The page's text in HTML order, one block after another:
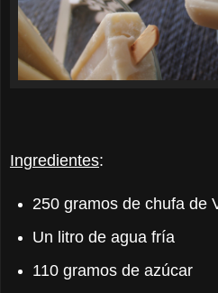
Ingredientes:
250 gramos de chufa de
Un litro de agua fría
110 gramos de azúcar